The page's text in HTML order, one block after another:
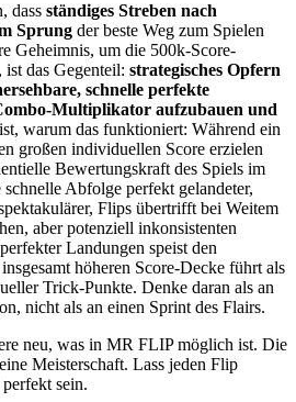
dass ständiges Streben nach
Sprung der beste Weg zum Spielen
Geheimnis, um die 500k-Score-
ist das Gegenteil: strategisches Opfern
schnelle perfekte
Multiplikator aufzubauen und
warum das funktioniert: Während ein
großen individuellen Score erzielen
Bewertungskraft des Spiels im
schnelle Abfolge perfekt gelandeter,
Flips übertrifft bei Weitem
aber potenziell inkonsistenten
Landungen speist den
höheren Score-Decke führt als
Trick-Punkte. Denke daran als an
nicht als an einen Sprint des Flairs.
neu, was in MR FLIP möglich ist. Die
Meisterschaft. Lass jeden Flip
sein.